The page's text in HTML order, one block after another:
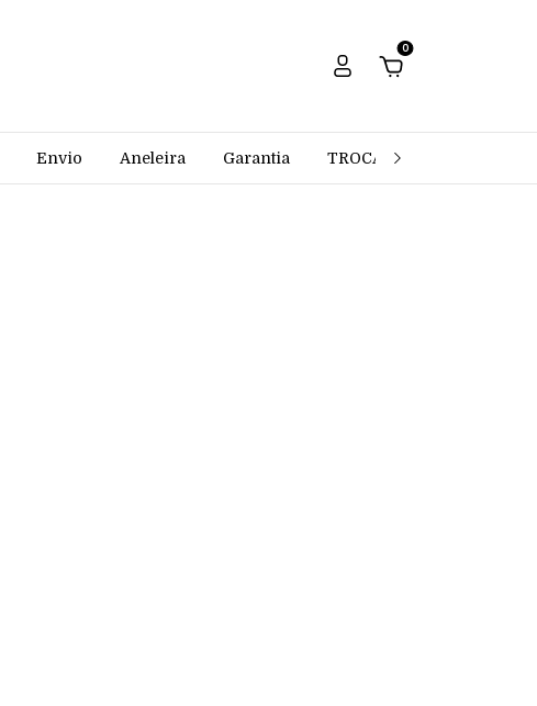
0
Envio Aneleira Garantia TROCAS E DEVOLUÇÕES